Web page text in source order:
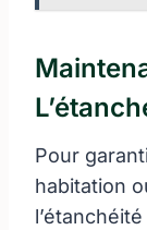
Pour
habitation